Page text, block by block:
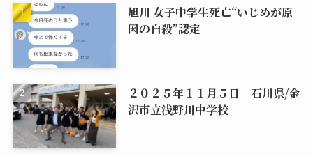
旭川 女子中学生死亡“いじめが原
因の自殺”認定
２０２５年１１月５日 石川県/金
沢市立浅野川中学校